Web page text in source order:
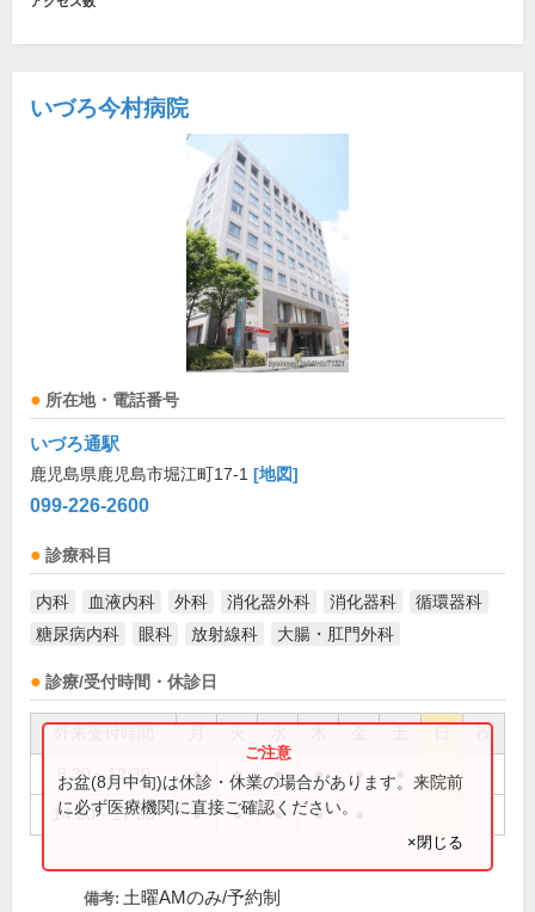
いづろ今村病院
所在地・電話番号
いづろ通駅
鹿児島県鹿児島市堀江町17-1 [地図]
099-226-2600
診療科目
内科 血液内科 外科 消化器外科 消化器科
循環器科
糖尿病内科
眼科 放射線科 大腸・肛門外科
診療/受付時間・休診日
祝
8:30～12:30 ● ● ● ● ●
14:00～17:30 ● ● ● ●
お盆(8月中旬)は休診・休業の場合があります。来院前
に必ず医療機関に直接ご確認ください。
×閉じる
備考: 土曜AMのみ/予約制